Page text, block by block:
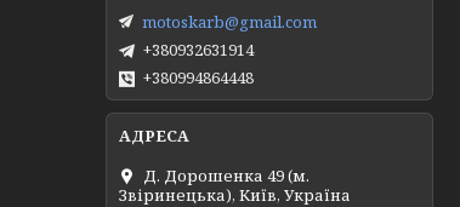
motoskarb@gmail.com
+380932631914
+380994864448
Д. Дорошенка 49 (м.
Звіринецька), Київ, Україна